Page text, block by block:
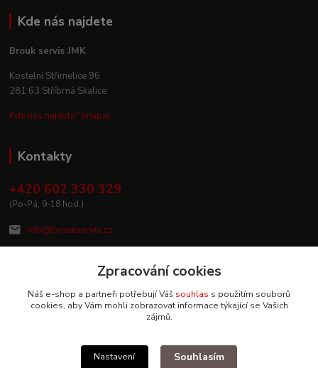
Kde nás najdete
Brouk servis JMK
Kostelní Střimelice 96
281 63 Stříbrná Skalice
Kde nás najdete? (mapa)
Kontakty
+420 602 330 329
(Po-Pá, 9-18 hod.)
info@broukservis.cz
Zpracování cookies
Náš e-shop a partneři potřebují Váš souhlas s použitím souborů
cookies, aby Vám mohli zobrazovat informace týkající se Vašich
zájmů.
Nastavení Souhlasím